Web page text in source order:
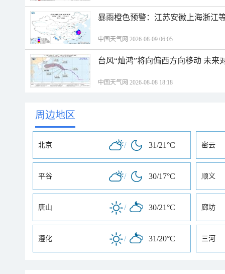
暴雨橙色预警：江苏安徽上海浙江
中国天气网 2026-08-09 06:05
台风“灿鸿”将向偏西方向移动 未来
中国天气网 2026-08-08 18:18
周边地区
北京 / 31/21°C 密云
平谷 / 30/17°C 顺义
唐山 / 30/21°C 廊坊
遵化 / 31/20°C 三河